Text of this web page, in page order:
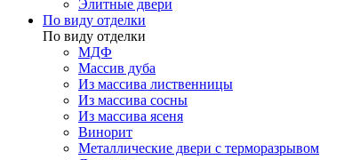
Элитные двери
По виду отделки
По виду отделки
МДФ
Массив дуба
Из массива лиственницы
Из массива сосны
Из массива ясеня
Винорит
Металлические двери с терморазрывом